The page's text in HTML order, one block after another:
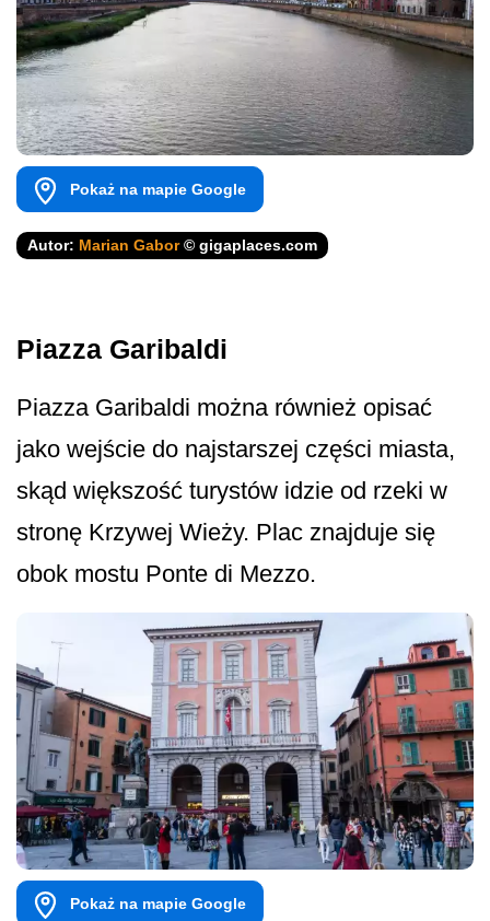
Pokaż na mapie Google
Autor: Marian Gabor© gigaplaces.com
Piazza Garibaldi
Piazza Garibaldi można również opisać
jako wejście do najstarszej części miasta,
skąd większość turystów idzie od rzeki w
stronę Krzywej Wieży. Plac znajduje się
obok mostu Ponte di Mezzo.
Pokaż na mapie Google